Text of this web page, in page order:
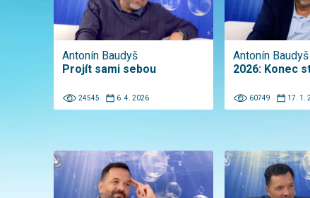
Antonín Baudyš
Projít sami sebou
24545 6. 4. 2026
Antonín Baudyš
2026: Konec
60749 17. 1.